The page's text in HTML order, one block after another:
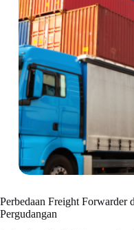
Perbedaan Freight Forwarder
Pergudangan